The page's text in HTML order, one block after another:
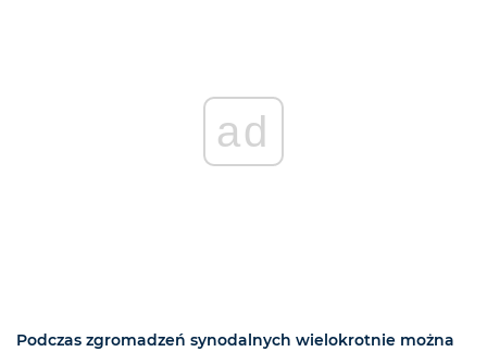
ad
Podczas zgromadzeń synodalnych wielokrotnie można